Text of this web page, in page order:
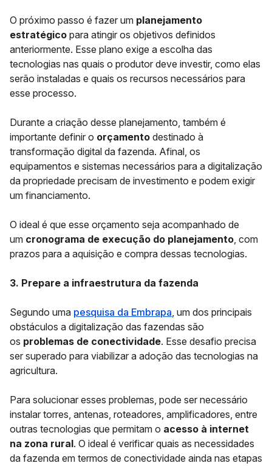
O próximo passo é fazer um planejamento
estratégico para atingir os objetivos definidos
anteriormente. Esse plano exige a escolha das
tecnologias nas quais o produtor deve investir, como elas
serão instaladas e quais os recursos necessários para
esse processo.
Durante a criação desse planejamento, também é
importante definir o orçamento destinado à
transformação digital da fazenda. Afinal, os
equipamentos e sistemas necessários para a digitalização
da propriedade precisam de investimento e podem exigir
um financiamento.
O ideal é que esse orçamento seja acompanhado de
um cronograma de execução do planejamento, com
prazos para a aquisição e compra dessas tecnologias.
3. Prepare a infraestrutura da fazenda
Segundo uma pesquisa da Embrapa, um dos principais
obstáculos a digitalização das fazendas são
os problemas de conectividade. Esse desafio precisa
ser superado para viabilizar a adoção das tecnologias na
agricultura.
Para solucionar esses problemas, pode ser necessário
instalar torres, antenas, roteadores, amplificadores, entre
outras tecnologias que permitam o acesso à internet
na zona rural. O ideal é verificar quais as necessidades
da fazenda em termos de conectividade ainda nas etapas